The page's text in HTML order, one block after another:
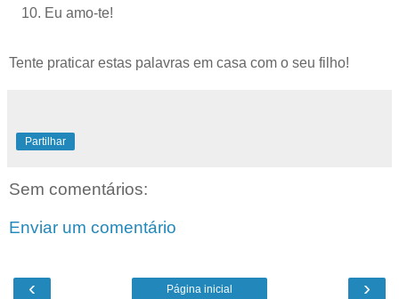
Eu amo-te!
Tente praticar estas palavras em casa com o seu filho!
Partilhar
Sem comentários:
Enviar um comentário
‹ ›
Página inicial